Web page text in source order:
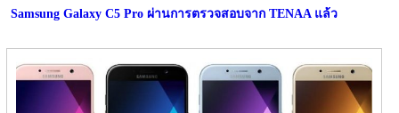
Samsung Galaxy C5 Pro ผ่านการตรวจสอบจาก TENAA แล้ว